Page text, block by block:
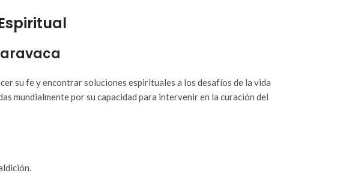
su fe y encontrar soluciones espirituales a los desafíos de la vida
mundialmente por su capacidad para intervenir en la curación del